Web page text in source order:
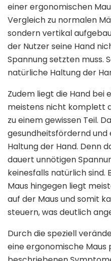
einer ergonomischen
Vergleich zu normalen
sondern vertikal
der Nutzer seine Hand
Spannung setzten muss.
natürliche Haltung der
Zudem liegt die Hand bei
meistens nicht komplett
zu einem gewissen Teil.
gesundheitsfördernd
Haltung der Hand. Denn
dauert unnötigen
keinesfalls natürlich sind.
Maus hingegen liegt
auf der Maus und somit
steuern, was deutlich
Durch die speziell
eine ergonomische